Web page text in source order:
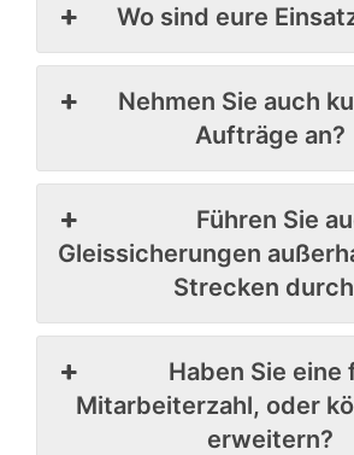
Wo sind eure
Nehmen Sie auch
Aufträge an?
Führen Sie
Gleissicherungen
Strecken
Haben Sie eine
Mitarbeiterzahl, oder
erweitern?